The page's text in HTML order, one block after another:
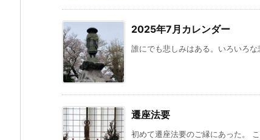
2025年7月カレンダー
誰にでも悲しみはある。いろいろ
遷座法要
初めて遷座法要のご縁にあった。